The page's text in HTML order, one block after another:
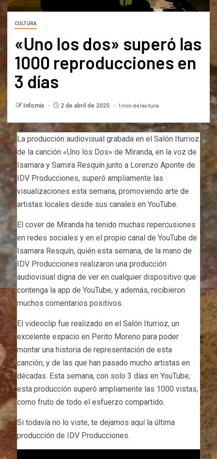
CULTURA
«Uno los dos» superó las
1000 reproducciones en
3 días
Infomix 2 de abril de 2025 1 min de lectura
La producción audiovisual grabada en el Salón Iturrioz
de la canción «Uno los Dos» de Miranda, en la voz de
Isamara y Samira Resquín junto a Lorenzo Aponte de
IDV Producciones, superó ampliamente las
visualizaciones esta semana, promoviendo arte de
artistas locales desde sus canales en YouTube.
El cover de Miranda ha tenido muchas repercusiones
en redes sociales y en el propio canal de YouTube de
Isamara Resquín, quién esta semana, de la mano de
IDV Producciones realizaron una producción
audiovisual digna de ver en cualquier dispositivo que
contenga la app de YouTube, y además, recibieron
muchos comentarios positivos.
El videoclip fue realizado en el Salón Iturrioz, un
excelente espacio en Perito Moreno para poder
montar una historia de representación de esta
canción, y de las que han pasado mucho artistas en
décadas. Esta semana, con solo 3 días en YouTube,
esta producción superó ampliamente las 1000 vistas,
como fruto de todo el esfuerzo compartido.
Si todavía no lo viste, te dejamos aquí la última
producción de IDV Producciones.